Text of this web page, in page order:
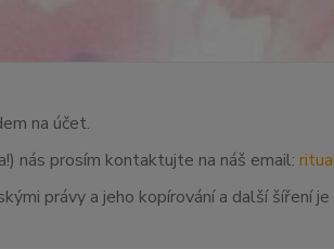
na účet.
nás prosím kontaktujte na náš email:
právy a jeho kopírování a další šíření